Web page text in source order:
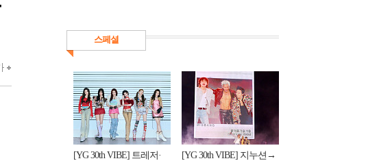
스페셜
[YG 30th VIBE] 트레저·
[YG 30th VIBE] 지누션→